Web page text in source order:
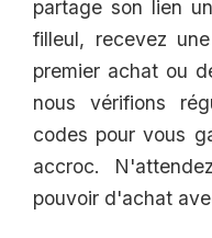
partage son lien
filleul, recevez
premier achat ou
nous vérifions
codes pour vous
accroc.
pouvoir d'achat